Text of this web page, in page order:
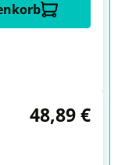
48,89 €